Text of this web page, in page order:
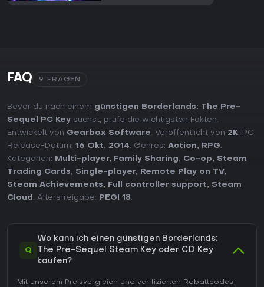
FAQ 9 FRAGEN
Bevor du nach einem günstigen Borderlands: The Pre-
Sequel PC Key suchst, prüfe die wichtigsten Fakten.
Entwickelt von Gearbox Software. Veröffentlicht von 2K. PC
Release-Datum: 16 Okt. 2014. Genres: Action, RPG.
Kategorien:
Multi-player, Family Sharing, Co-op, Steam
Trading Cards, Single-player, Remote Play on TV,
Steam Achievements, Full controller support, Steam
Cloud . Altersfreigabe: PEGI 18.
Q
Wo kann ich einen günstigen Borderlands:
The Pre-Sequel Steam Key oder CD Key
kaufen?
Mit unserem Preisvergleich und verifizierten Rabattcodes